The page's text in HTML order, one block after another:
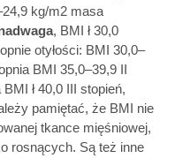
kg/m2 masa
, BMI ł 30,0
otyłości: BMI 30,0–
BMI 35,0–39,9 II
ł 40,0 III stopień,
pamiętać, że BMI nie
tkance mięśniowej,
rosnących. Są też inne